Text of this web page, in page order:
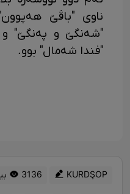
ناوی "باڤێ
"شەنگێ و پەنگێ"
"فندا شەمال" بوو.
KURDŞOP 3136 بینین